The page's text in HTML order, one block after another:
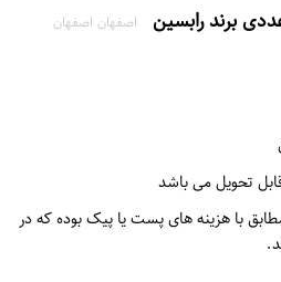
اصفهان اصفهان
تحویل می باشد
با هزینه های پست یا پیک بوده که در